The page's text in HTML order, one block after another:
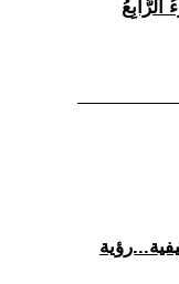
الرَّابِعُ